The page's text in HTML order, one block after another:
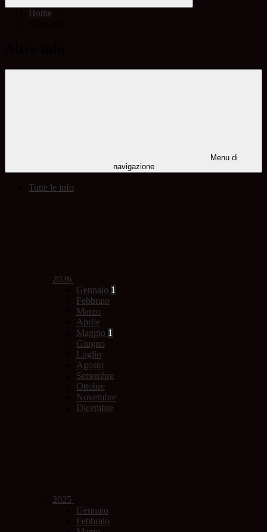
Home
Menu di
navigazione
Tutte le info
2026
Gennaio 1
Febbraio
Marzo
Aprile
Maggio 1
Giugno
Luglio
Agosto
Settembre
Ottobre
Novembre
Dicembre
2025
Gennaio
Febbraio